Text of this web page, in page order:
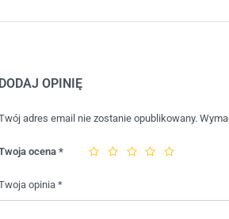
DODAJ OPINIĘ
adres email nie zostanie opublikowany.
ocena *
opinia *